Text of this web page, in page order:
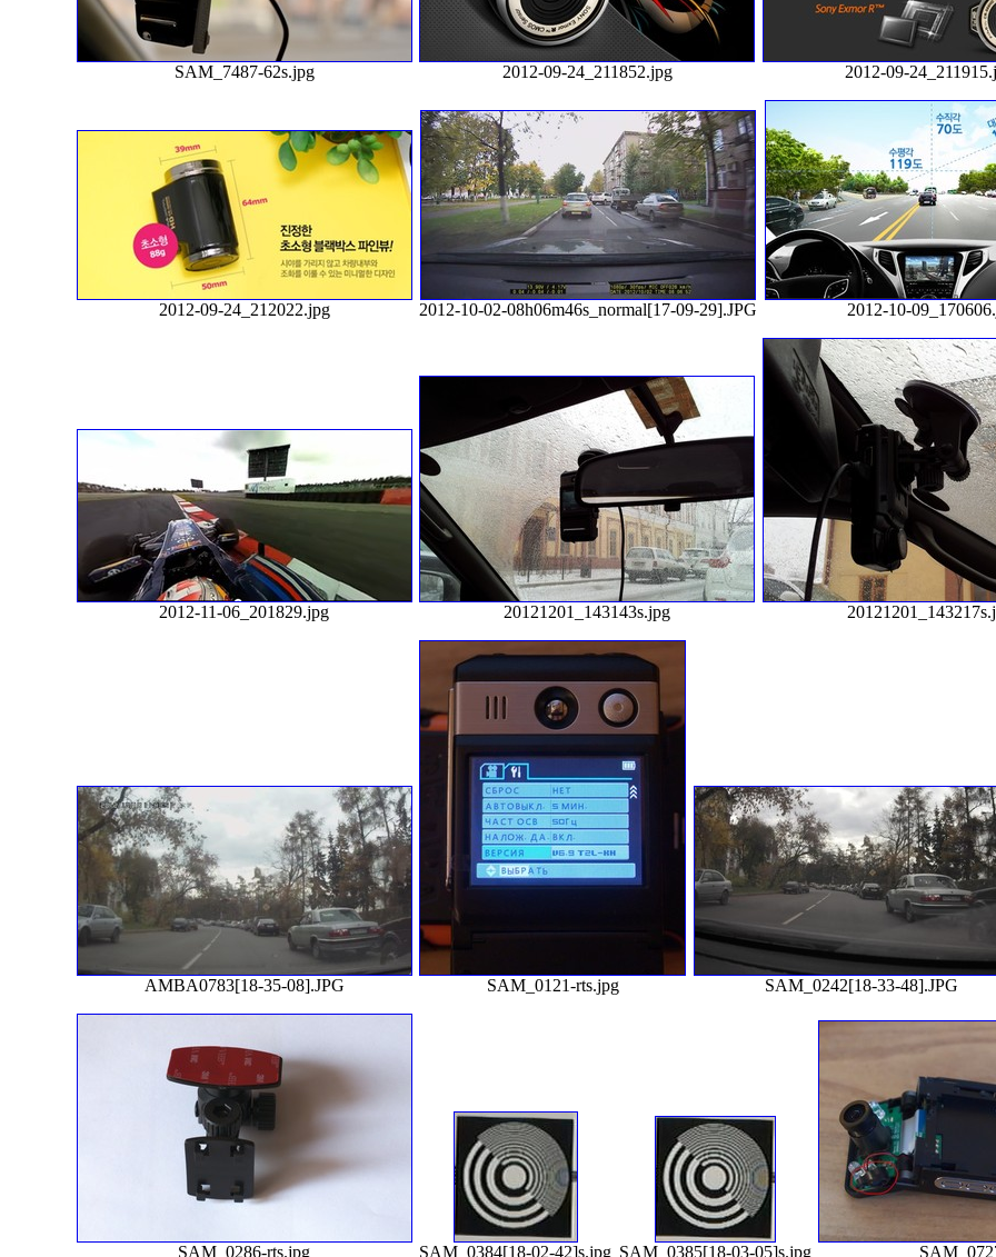
SAM_7487-62s.jpg 2012-09-24_211852.jpg 2012-09-
2012-09-24_212022.jpg 2012-10-02-08h06m46s_normal[17-09-29].JPG 2012-10-
2012-11-06_201829.jpg 20121201_143143s.jpg
AMBA0783[18-35-08].JPG SAM_0121-rts.jpg SAM_0242[18-33-48].JPG
SAM_0286-rts.jpg SAM_0384[18-02-42]s.jpg SAM_0385[18-03-05]s.jpg